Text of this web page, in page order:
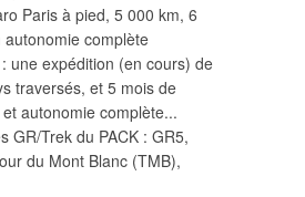
Paris à pied, 5 000 km, 6
autonomie complète
une expédition (en cours) de
traversés, et 5 mois de
autonomie complète...
GR/Trek du PACK : GR5,
du Mont Blanc (TMB),